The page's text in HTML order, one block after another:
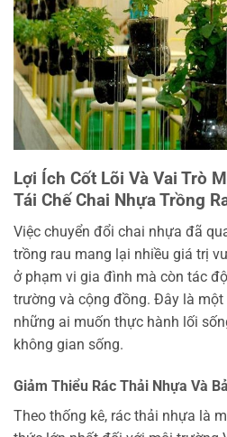
Lợi Ích Cốt Lõi Và Vai Trò
Tái Chế Chai Nhựa Trồng
Việc chuyển đổi chai nhựa đã
trồng rau mang lại nhiều giá trị
ở phạm vi gia đình mà còn tác
trường và cộng đồng. Đây là
những ai muốn thực hành lối
không gian sống.
Giảm Thiểu Rác Thải Nhựa Và
Theo thống kê, rác thải nhựa là